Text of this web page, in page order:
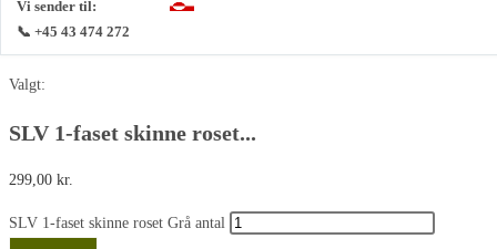
Vi sender til:
📞 +45 43 474 272
Valgt:
SLV 1-faset skinne roset...
299,00 kr.
SLV 1-faset skinne roset Grå antal